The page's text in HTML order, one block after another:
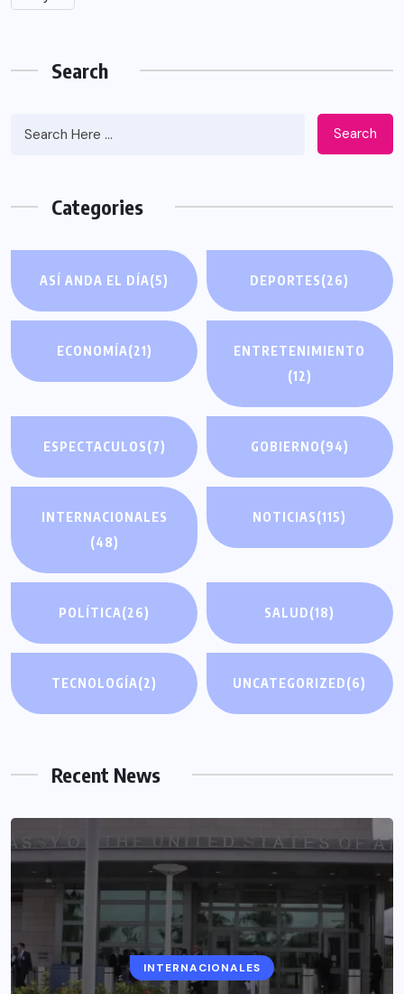
Search
Search
Categories
ASÍ ANDA EL DÍA(5) DEPORTES(26)
ECONOMÍA(21)
ENTRETENIMIENTO
(12)
ESPECTACULOS(7) GOBIERNO(94)
INTERNACIONALES
(48)
NOTICIAS(115)
POLÍTICA(26) SALUD(18)
TECNOLOGÍA(2) UNCATEGORIZED(6)
Recent News
INTERNACIONALES